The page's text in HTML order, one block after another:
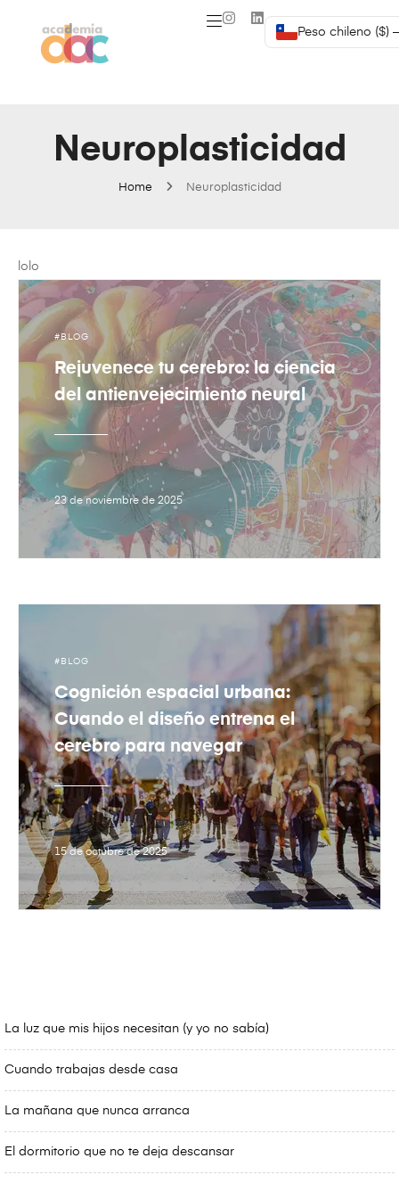
Peso chileno ($)
Home Neuroplasticidad
Neuroplasticidad
lolo
BLOG
Rejuvenece tu cerebro: la ciencia
del antienvejecimiento neural
23 de noviembre de 2025
BLOG
Cognición espacial urbana:
Cuando el diseño entrena el
cerebro para navegar
15 de octubre de 2025
La luz que mis hijos necesitan (y yo no sabía)
Cuando trabajas desde casa
La mañana que nunca arranca
El dormitorio que no te deja descansar